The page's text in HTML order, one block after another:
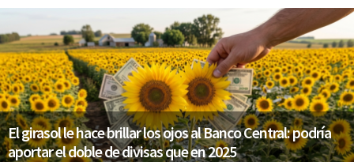
El girasol le hace brillar los ojos al Banco Central: podría
aportar el doble de divisas que en 2025